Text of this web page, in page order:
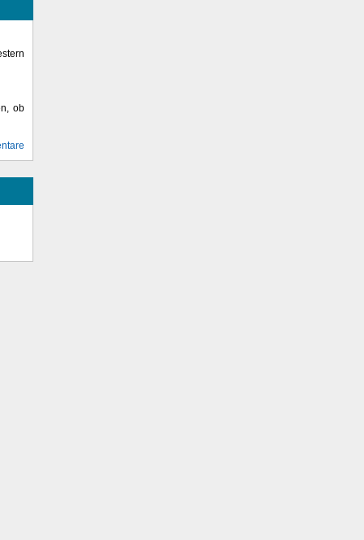
ob